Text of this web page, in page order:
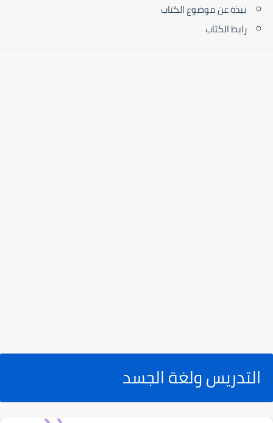
نبذة عن موضوع الكتاب
رابط الكتاب
التدريس ولغة الجسد